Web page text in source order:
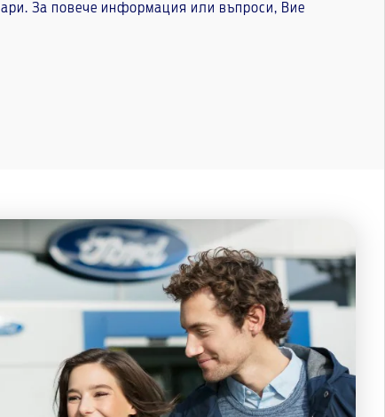
За повече информация или въпроси, Вие